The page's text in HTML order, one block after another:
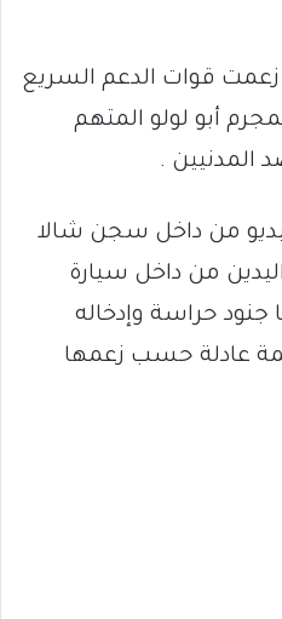
قوات الدعم السريع
أبو لولو المتهم
المدنيين .
من داخل سجن شالا
من داخل سيارة
حراسة وإدخاله
عادلة حسب زعمها